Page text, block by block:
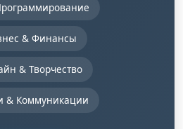
& Финансы
& Творчество
Коммуникации